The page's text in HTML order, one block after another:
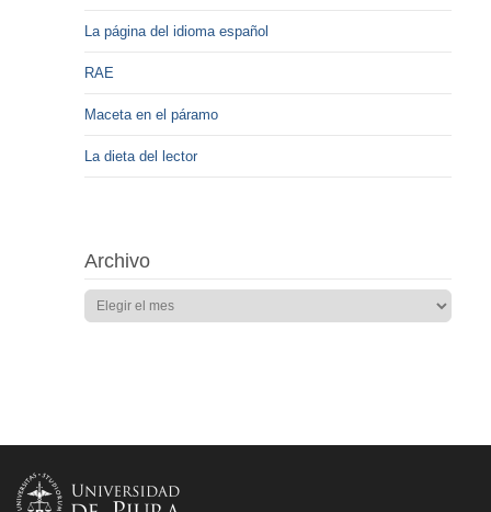
La página del idioma español
RAE
Maceta en el páramo
La dieta del lector
Archivo